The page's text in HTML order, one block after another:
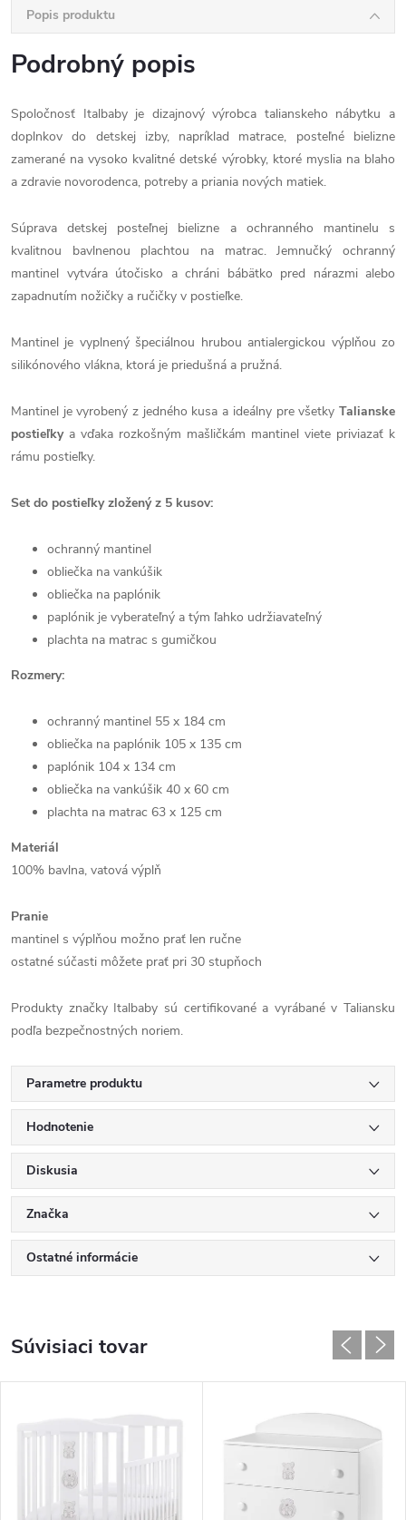
Popis produktu
Podrobný popis
Spoločnosť Italbaby je dizajnový výrobca talianskeho nábytku a
doplnkov do detskej izby, napríklad matrace, posteľné bielizne
zamerané na vysoko kvalitné detské výrobky, ktoré myslia na blaho
a zdravie novorodenca, potreby a priania nových matiek.
Súprava detskej posteľnej bielizne a ochranného mantinelu s
kvalitnou bavlnenou plachtou na matrac. Jemnučký ochranný
mantinel vytvára útočisko a chráni bábätko pred nárazmi alebo
zapadnutím nožičky a ručičky v postieľke.
Mantinel je vyplnený špeciálnou hrubou antialergickou výplňou zo
silikónového vlákna, ktorá je priedušná a pružná.
Mantinel je vyrobený z jedného kusa a ideálny pre všetky Talianske
postieľkya vďaka rozkošným mašličkám mantinel viete priviazať k
rámu postieľky.
Set do postieľky zložený z 5 kusov:
ochranný mantinel
obliečka na vankúšik
obliečka na paplónik
paplónik je vyberateľný a tým ľahko udržiavateľný
plachta na matrac s gumičkou
Rozmery:
ochranný mantinel 55 x 184 cm
obliečka na paplónik 105 x 135 cm
paplónik 104 x 134 cm
obliečka na vankúšik 40 x 60 cm
plachta na matrac 63 x 125 cm
Materiál
100% bavlna, vatová výplň
Pranie
mantinel s výplňou možno prať len ručne
ostatné súčasti môžete prať pri 30 stupňoch
Produkty značky Italbaby sú certifikované a vyrábané v Taliansku
podľa bezpečnostných noriem.
Parametre produktu
Hodnotenie
Diskusia
Značka
Ostatné informácie
Súvisiaci tovar